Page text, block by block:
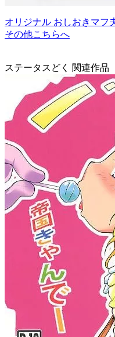
オリジナル おしおきマフ
その他こちらへ
ステータスどく 関連作品